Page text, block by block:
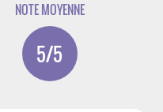
NOTE MOYENNE
5/5